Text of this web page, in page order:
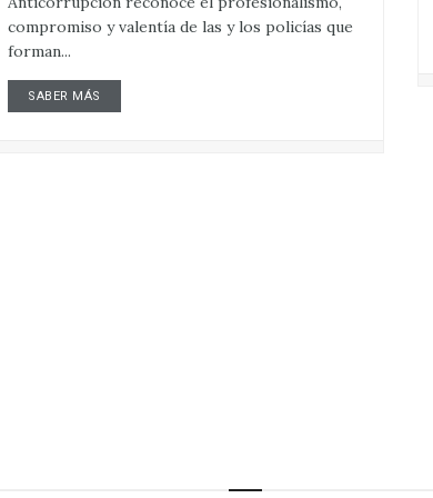
compromiso y valentía de las y los policías que
forman...
SABER MÁS